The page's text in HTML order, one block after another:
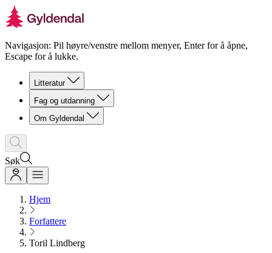
Navigasjon: Pil høyre/venstre mellom menyer, Enter for å åpne,
Escape for å lukke.
Litteratur
Fag og utdanning
Om Gyldendal
Søk
Hjem
Forfattere
Toril Lindberg